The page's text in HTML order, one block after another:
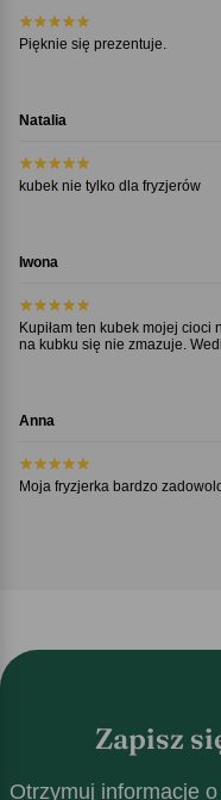
Pięknie się prezentuje.
Natalia
kubek nie tylko dla fryzjerów
Iwona
Kupiłam ten kubek mojej cioci
na kubku się nie zmazuje.
Anna
Moja fryzjerka bardzo
Zapisz
Otrzymuj informacje